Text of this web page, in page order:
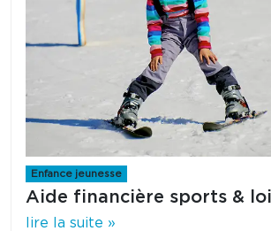
Enfance jeunesse
Aide financière sports &
lire la suite »